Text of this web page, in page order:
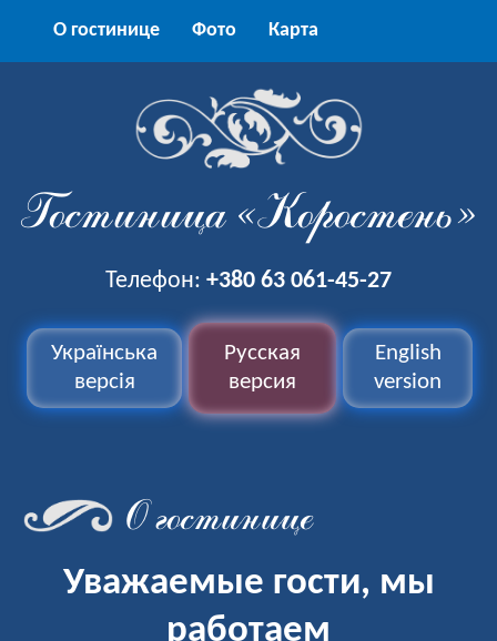
О гостинице Фото Карта
Гостиница «Коростень»
Телефон: +380 63 061-45-27
Українська
версія
Русская
версия
English
version
О гостинице
Уважаемые гости, мы
работаем